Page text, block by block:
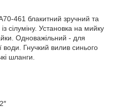
461 блакитний зручний та
сілуміну. Установка на мийку
Одноважільний - для
води. Гнучкий вилив синього
шланги.